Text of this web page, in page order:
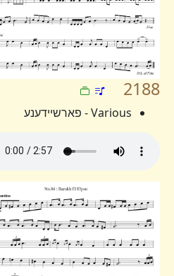
2188
Various - פארשיידענע